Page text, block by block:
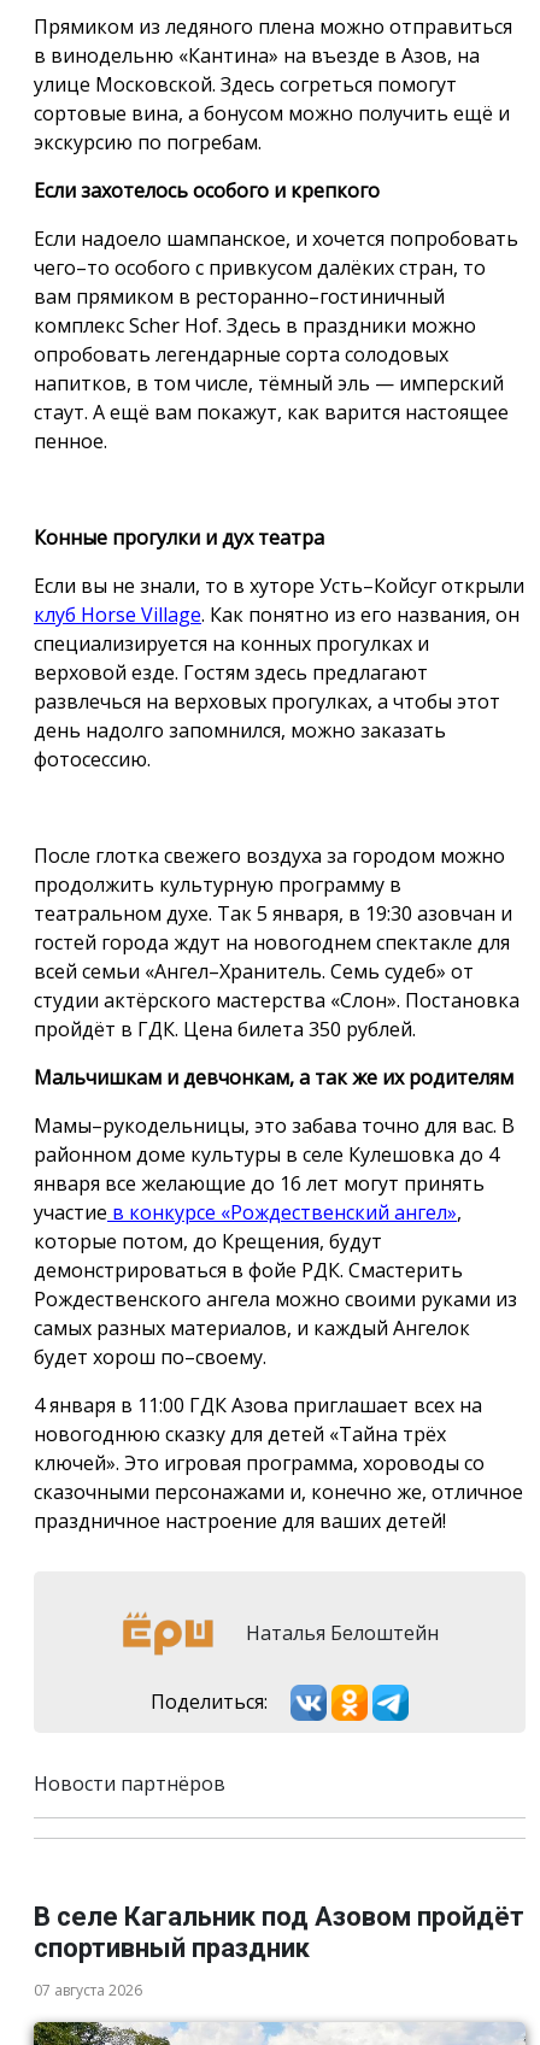
Прямиком из ледяного плена можно отправиться
в винодельню «Кантина» на въезде в Азов, на
улице Московской. Здесь согреться помогут
сортовые вина, а бонусом можно получить ещё и
экскурсию по погребам.
Если захотелось особого и крепкого
Если надоело шампанское, и хочется попробовать
чего–то особого с привкусом далёких стран, то
вам прямиком в ресторанно–гостиничный
комплекс Scher Hof. Здесь в праздники можно
опробовать легендарные сорта солодовых
напитков, в том числе, тёмный эль — имперский
стаут. А ещё вам покажут, как варится настоящее
пенное.
Конные прогулки и дух театра
Если вы не знали, то в хуторе Усть–Койсуг открыли
клуб Horse Village. Как понятно из его названия, он
специализируется на конных прогулках и
верховой езде. Гостям здесь предлагают
развлечься на верховых прогулках, а чтобы этот
день надолго запомнился, можно заказать
фотосессию.
После глотка свежего воздуха за городом можно
продолжить культурную программу в
театральном духе. Так 5 января, в 19:30 азовчан и
гостей города ждут на новогоднем спектакле для
всей семьи «Ангел–Хранитель. Семь судеб» от
студии актёрского мастерства «Слон». Постановка
пройдёт в ГДК. Цена билета 350 рублей.
Мальчишкам и девчонкам, а так же их родителям
Мамы–рукодельницы, это забава точно для вас. В
районном доме культуры в селе Кулешовка до 4
января все желающие до 16 лет могут принять
участие в конкурсе «Рождественский ангел»,
которые потом, до Крещения, будут
демонстрироваться в фойе РДК. Смастерить
Рождественского ангела можно своими руками из
самых разных материалов, и каждый Ангелок
будет хорош по–своему.
4 января в 11:00 ГДК Азова приглашает всех на
новогоднюю сказку для детей «Тайна трёх
ключей». Это игровая программа, хороводы со
сказочными персонажами и, конечно же, отличное
праздничное настроение для ваших детей!
Наталья Белоштейн
Поделиться:
Новости партнёров
В селе Кагальник под Азовом пройдёт
спортивный праздник
07 августа 2026